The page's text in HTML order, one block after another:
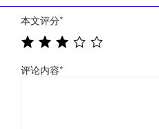
本文评分*
评论内容*